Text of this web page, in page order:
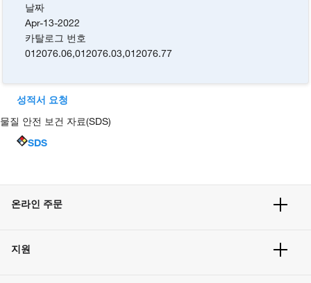
날짜
Apr-13-2022
카탈로그 번호
012076.06,012076.03,012076.77
성적서 요청
물질 안전 보건 자료(SDS)
SDS
온라인 주문
주문 방법
지원